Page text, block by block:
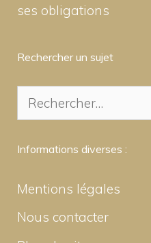
ses obligations
Rechercher un sujet
Rechercher :
Informations diverses :
Mentions légales
Nous contacter